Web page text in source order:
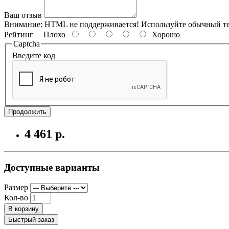
Ваш отзыв
Внимание: HTML не поддерживается! Используйте обычный
Рейтинг Плохо
Хорошо
Captcha
Введите код
Продолжить
4 461 р.
Доступные варианты
Размер
Кол-во
В корзину
Быстрый заказ